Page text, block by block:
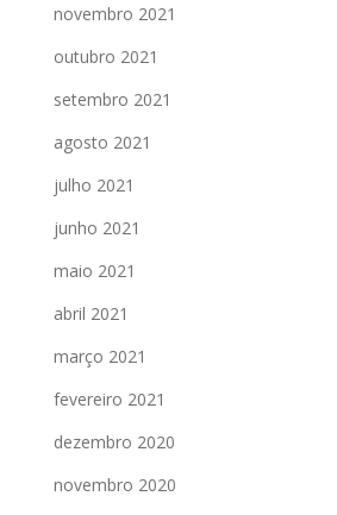
novembro 2021
outubro 2021
setembro 2021
agosto 2021
julho 2021
junho 2021
maio 2021
abril 2021
março 2021
fevereiro 2021
dezembro 2020
novembro 2020